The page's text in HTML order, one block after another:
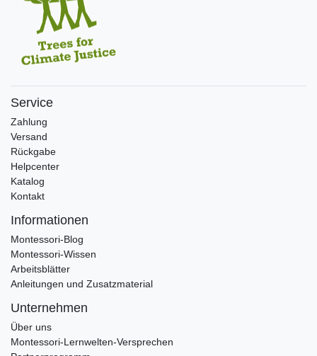
Service
Zahlung
Versand
Rückgabe
Helpcenter
Katalog
Kontakt
Informationen
Montessori-Blog
Montessori-Wissen
Arbeitsblätter
Anleitungen und Zusatzmaterial
Unternehmen
Über uns
Montessori-Lernwelten-Versprechen